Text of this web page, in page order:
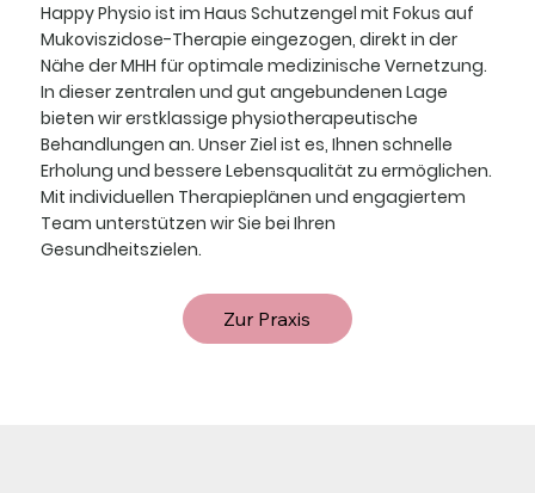
Happy Physio ist im Haus Schutzengel mit Fokus auf
Mukoviszidose-Therapie eingezogen, direkt in der
Nähe der MHH für optimale medizinische Vernetzung.
In dieser zentralen und gut angebundenen Lage
bieten wir erstklassige physiotherapeutische
Behandlungen an. Unser Ziel ist es, Ihnen schnelle
Erholung und bessere Lebensqualität zu ermöglichen.
Mit individuellen Therapieplänen und engagiertem
Team unterstützen wir Sie bei Ihren
Gesundheitszielen.
Zur Praxis